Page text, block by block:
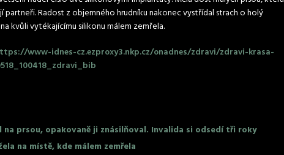
Radost z objemného hrudníku nakonec vystřídal strach o holý
kvůli vytékajícímu silikonu málem zemřela.
www-idnes-cz.ezproxy3.nkp.cz/onadnes/zdravi/zdravi-krasa-
na prsou, opakovaně ji znásilňoval. Invalida si odsedí tři roky
na místě, kde málem zemřela